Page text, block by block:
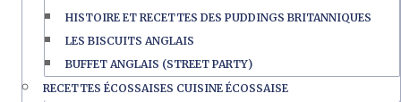
HISTOIRE ET RECETTES DES PUDDINGS BRITANNIQUES
LES BISCUITS ANGLAIS
BUFFET ANGLAIS (STREET PARTY)
RECETTES ÉCOSSAISES CUISINE ÉCOSSAISE